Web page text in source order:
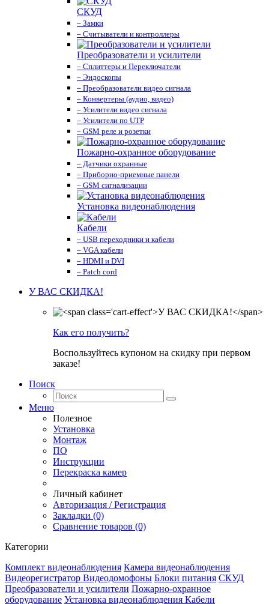
СКУД
– Замки
– Считыватели и контроллеры
Преобразователи и усилители
– Сплиттеры и Переключатели
– Эндоскопы
– Преобразователи видео сигнала
– Конвертеры (аудио, видео)
– Усилители видео сигнала
– Усилители по UTP
– GSM реле и розетки
Пожарно-охранное оборудование
– Датчики охранные
– Приборно-приемные панели
– GSM сигнализации
Установка видеонаблюдения
Кабели
– USB переходники и кабели
– VGA кабели
– HDMI и DVI
– Patch cord
У ВАС СКИДКА!
Как его получить?
Воспользуйтесь купоном на скидку при первом
заказе!
Поиск
Меню
Полезное
Установка
Монтаж
ПО
Инструкции
Перекраска камер
Личный кабинет
Авторизация / Регистрация
Закладки (0)
Сравнение товаров (0)
Категории
Комплект видеонаблюдения Камера видеонаблюдения
Видеорегистратор Видеодомофоны Блоки питания СКУД
Преобразователи и усилители Пожарно-охранное
оборудование Установка видеонаблюдения Кабели